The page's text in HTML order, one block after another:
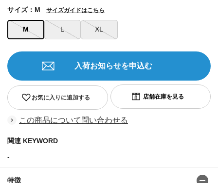
M L XL
サイズ：M サイズガイドはこちら
お気に入りに追加する
入荷お知らせを申込む
この商品について問い合わせる
関連 KEYWORD
-
特徴